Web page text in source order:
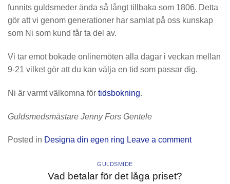
funnits guldsmeder ända så långt tillbaka som 1806. Detta
gör att vi genom generationer har samlat på oss kunskap
som Ni som kund får ta del av.
Vi tar emot bokade onlinemöten alla dagar i veckan mellan
9-21 vilket gör att du kan välja en tid som passar dig.
Ni är varmt välkomna för tidsbokning.
Guldsmedsmästare Jenny Fors Gentele
Posted in Designa din egen ring Leave a comment
GULDSMIDE
Vad betalar för det låga priset?